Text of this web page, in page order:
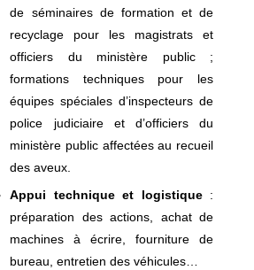
de séminaires de formation et de
recyclage pour les magistrats et
officiers du ministère public ;
formations techniques pour les
équipes spéciales d’inspecteurs de
police judiciaire et d’officiers du
ministère public affectées au recueil
des aveux.
Appui technique et logistique:
préparation des actions, achat de
machines à écrire, fourniture de
bureau, entretien des véhicules…